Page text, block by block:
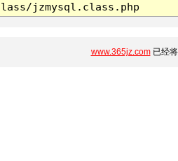
jzmysql.class.php
www.365jz.com已经将